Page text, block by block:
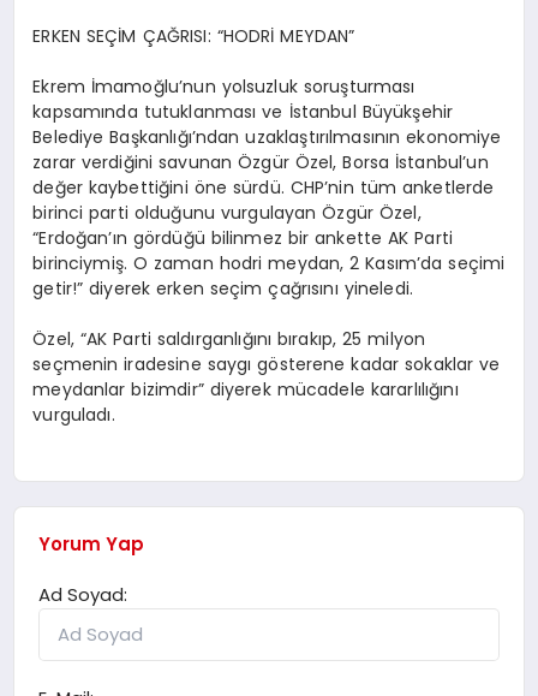
ERKEN SEÇİM ÇAĞRISI: “HODRİ MEYDAN”
Ekrem İmamoğlu’nun yolsuzluk soruşturması
kapsamında tutuklanması ve İstanbul Büyükşehir
Belediye Başkanlığı’ndan uzaklaştırılmasının ekonomiye
zarar verdiğini savunan Özgür Özel, Borsa İstanbul’un
değer kaybettiğini öne sürdü. CHP’nin tüm anketlerde
birinci parti olduğunu vurgulayan Özgür Özel,
“Erdoğan’ın gördüğü bilinmez bir ankette AK Parti
birinciymiş. O zaman hodri meydan, 2 Kasım’da seçimi
getir!” diyerek erken seçim çağrısını yineledi.
Özel, “AK Parti saldırganlığını bırakıp, 25 milyon
seçmenin iradesine saygı gösterene kadar sokaklar ve
meydanlar bizimdir” diyerek mücadele kararlılığını
vurguladı.
Yorum Yap
Ad Soyad: